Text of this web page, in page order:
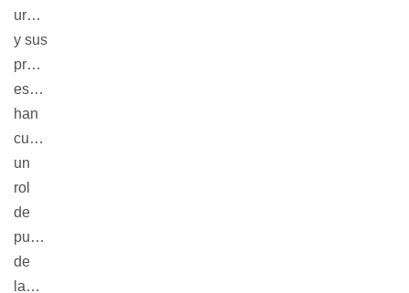
uruguayos,
y sus
proyectos
escénicos
han
cumplido
un
rol
de
punta
de
lanza